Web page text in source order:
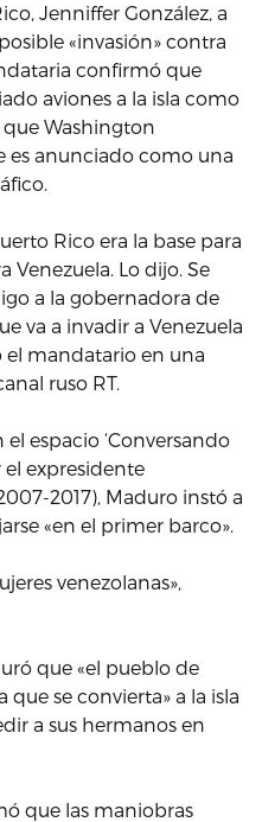
Jenniffer González, a
«invasión» contra
confirmó que
aviones a la isla como
Washington
es anunciado como una
Rico era la base para
Lo dijo. Se
a la gobernadora de
va a invadir a Venezuela
el mandatario en una
ruso RT.
espacio ‘Conversando
el expresidente
2017), Maduro instó a
«en el primer barco».
venezolanas»,
que «el pueblo de
que se convierta» a la isla
a sus hermanos en
que las maniobras